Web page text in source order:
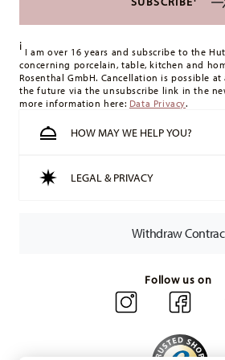
i I am over 16 years and subscribe to the
concerning porcelain, table, kitchen and
Rosenthal GmbH. Cancellation is possible
the future via the unsubscribe link in the
more information here: Data Privacy.
HOW MAY WE HELP YOU?
LEGAL & PRIVACY
Withdraw
Follow us on